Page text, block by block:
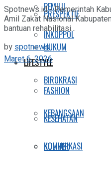
PEMILU
INKOPPOL
LIFESTYLE
FASHION
KESEHATAN
KULINER
PRESPEKTIF
HUKUM
BIROKRASI
KEBANGSAAN
KOMUNIKASI
Spotnews.id - Pemerintah
Amil Zakat Nasional
bantuan rehabilitasi...
byspotnews
Maret 6, 2026